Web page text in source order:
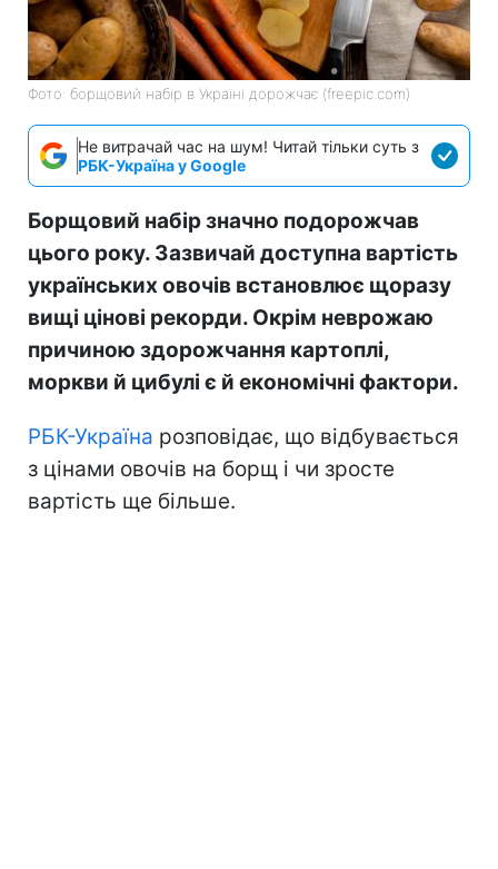
Фото: борщовий набір в Україні дорожчає (freepic.com)
Не витрачай час на шум! Читай тільки суть з
РБК-Україна у Google
Борщовий набір значно подорожчав
цього року. Зазвичай доступна вартість
українських овочів встановлює щоразу
вищі цінові рекорди. Окрім неврожаю
причиною здорожчання картоплі,
моркви й цибулі є й економічні фактори.
РБК-Україна розповідає, що відбувається
з цінами овочів на борщ і чи зросте
вартість ще більше.